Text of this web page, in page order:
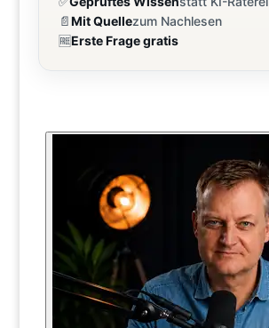
📄Mit Quellezum Nachlesen
🆓Erste Frage gratis